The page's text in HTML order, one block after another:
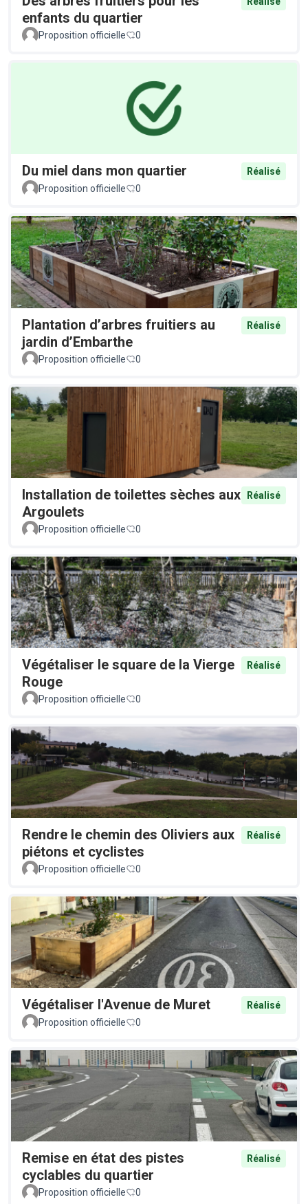
enfants du quartier
Proposition officielle 0
Du miel dans mon quartier
Réalisé
Proposition officielle
0
Plantation d’arbres fruitiers au
jardin d’Embarthe
Réalisé
Proposition officielle 0
Installation de toilettes sèches aux
Argoulets
Réalisé
Proposition officielle 0
Végétaliser le square de la Vierge
Rouge
Réalisé
Proposition officielle 0
Rendre le chemin des Oliviers aux
piétons et cyclistes
Réalisé
Proposition officielle 0
Végétaliser l'Avenue de Muret
Réalisé
Proposition officielle
0
Remise en état des pistes
cyclables du quartier
Réalisé
Proposition officielle 0